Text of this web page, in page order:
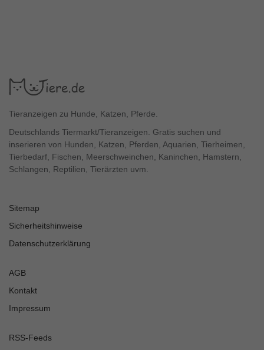
Tieranzeigen zu Hunde, Katzen, Pferde.
Deutschlands Tiermarkt/Tieranzeigen. Gratis suchen und
inserieren von Hunden, Katzen, Pferden, Aquarien, Tierheimen,
Tierbedarf, Fischen, Meerschweinchen, Kaninchen, Hamstern,
Schlangen, Reptilien, Tierärzten uvm.
Sitemap
Sicherheitshinweise
Datenschutzerklärung
AGB
Kontakt
Impressum
RSS-Feeds